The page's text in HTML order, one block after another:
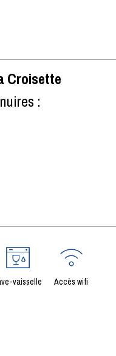
Croisette
:
vaisselle Accès wifi